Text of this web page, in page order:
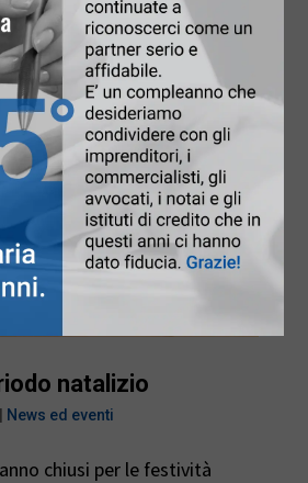
natalizio
News ed eventi
chiusi per le festività